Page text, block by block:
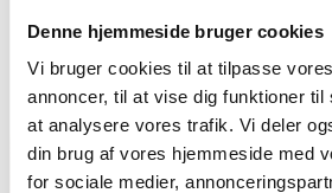
Denne hjemmeside bruger cookies
Vi bruger cookies til at tilpasse
annoncer, til at vise dig funktioner til
at analysere vores trafik. Vi deler
din brug af vores hjemmeside med
for sociale medier,